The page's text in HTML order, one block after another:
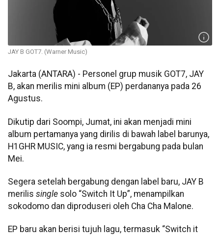
JAY B GOT7. (Warner Music)
Jakarta (ANTARA) - Personel grup musik GOT7, JAY
B, akan merilis mini album (EP) perdananya pada 26
Agustus.
Dikutip dari Soompi, Jumat, ini akan menjadi mini
album pertamanya yang dirilis di bawah label barunya,
H1GHR MUSIC, yang ia resmi bergabung pada bulan
Mei.
Segera setelah bergabung dengan label baru, JAY B
merilis single solo “Switch It Up”, menampilkan
sokodomo dan diproduseri oleh Cha Cha Malone.
EP baru akan berisi tujuh lagu, termasuk “Switch it